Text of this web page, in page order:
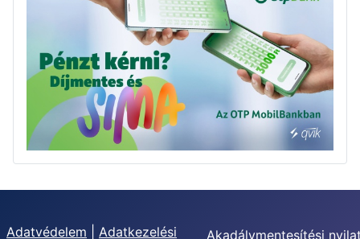
Adatvédelem Adatkezelési Akadálymentesítési